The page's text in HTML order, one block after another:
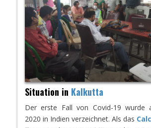
Situation in Kalkutta
Der erste Fall von Covid-19 wurde
2020 in Indien verzeichnet. Als das